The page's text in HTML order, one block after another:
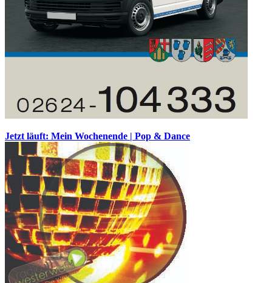
Jetzt läuft: Mein Wochenende | Pop & Dance